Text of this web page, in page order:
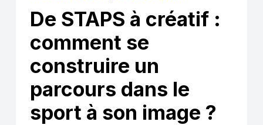
De STAPS à créatif :
comment se
construire un
parcours dans le
sport à son image ?